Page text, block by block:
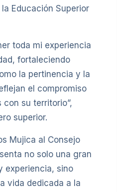
Educación Superior
toda mi experiencia
fortaleciendo
la pertinencia y la
el compromiso
con su territorio”,
superior.
Mujica al Consejo
no solo una gran
experiencia, sino
vida dedicada a la